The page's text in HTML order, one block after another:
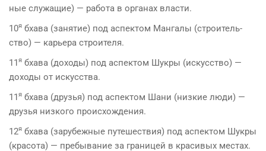
ные служащие) — работа в органах власти.
10я бхава (занятие) под аспектом Мангалы (строитель­
ство) — карьера строителя.
11я бхава (доходы) под аспектом Шукры (искусство) —
доходы от искусства.
11я бхава (друзья) под аспектом Шани (низкие люди) —
друзья низкого происхождения.
12я бхава (зарубежные путешествия) под аспектом Шукры
(красота) — пребывание за границей в красивых местах.